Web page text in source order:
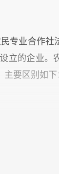
专业合作社
立的企业。
要区别如下